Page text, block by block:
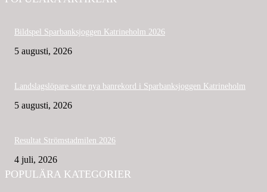
Bildspel Sparbanksjoggen Katrineholm 2026
5 augusti, 2026
Landslagslöpare satte nya banrekord i Sparbanksjoggen Katrineholm
5 augusti, 2026
Resultat Strömstadmilen 2026
4 juli, 2026
POPULÄRA KATEGORIER